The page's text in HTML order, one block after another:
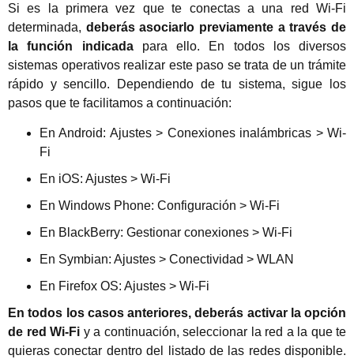
Si es la primera vez que te conectas a una red Wi-Fi
determinada, deberás asociarlo previamente a través de
la función indicadapara ello. En todos los diversos
sistemas operativos realizar este paso se trata de un trámite
rápido y sencillo. Dependiendo de tu sistema, sigue los
pasos que te facilitamos a continuación:
En Android: Ajustes > Conexiones inalámbricas > Wi-
Fi
En iOS: Ajustes > Wi-Fi
En Windows Phone: Configuración > Wi-Fi
En BlackBerry: Gestionar conexiones > Wi-Fi
En Symbian: Ajustes > Conectividad > WLAN
En Firefox OS: Ajustes > Wi-Fi
En todos los casos anteriores, deberás activar la opción
de red Wi-Fi y a continuación, seleccionar la red a la que te
quieras conectar dentro del listado de las redes disponible.